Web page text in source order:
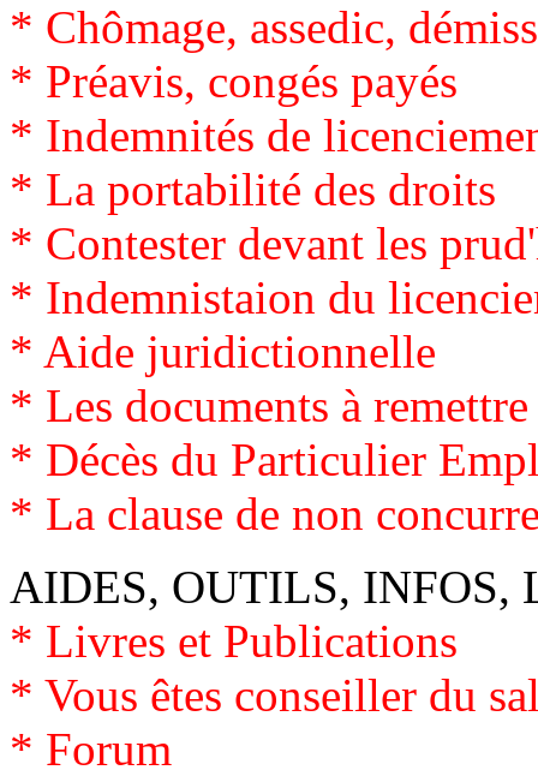
* Chômage, assedic,
* Préavis, congés payés
* Indemnités de
* La portabilité des droits
* Contester devant les
* Indemnistaion du
* Aide juridictionnelle
* Les documents à
* Décès du Particulier
* La clause de non
AIDES, OUTILS, INFOS,
* Livres et Publications
* Vous êtes conseiller du
* Forum